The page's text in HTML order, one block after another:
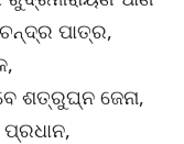
ଚନ୍ଦ୍ର ପାତ୍ର,
ଶତ୍ରୁଘ୍ନ ଜେନା,